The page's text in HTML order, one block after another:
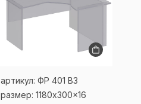
артикул: ФР 401 ВЗ
размер: 1180x300x16